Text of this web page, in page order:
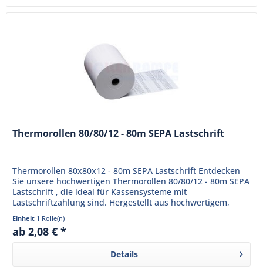
Thermorollen 80/80/12 - 80m SEPA Lastschrift
Thermorollen 80x80x12 - 80m SEPA Lastschrift Entdecken
Sie unsere hochwertigen Thermorollen 80/80/12 - 80m SEPA
Lastschrift , die ideal für Kassensysteme mit
Lastschriftzahlung sind. Hergestellt aus hochwertigem,
Einheit 1 Rolle(n)
ab 2,08 € *
Details